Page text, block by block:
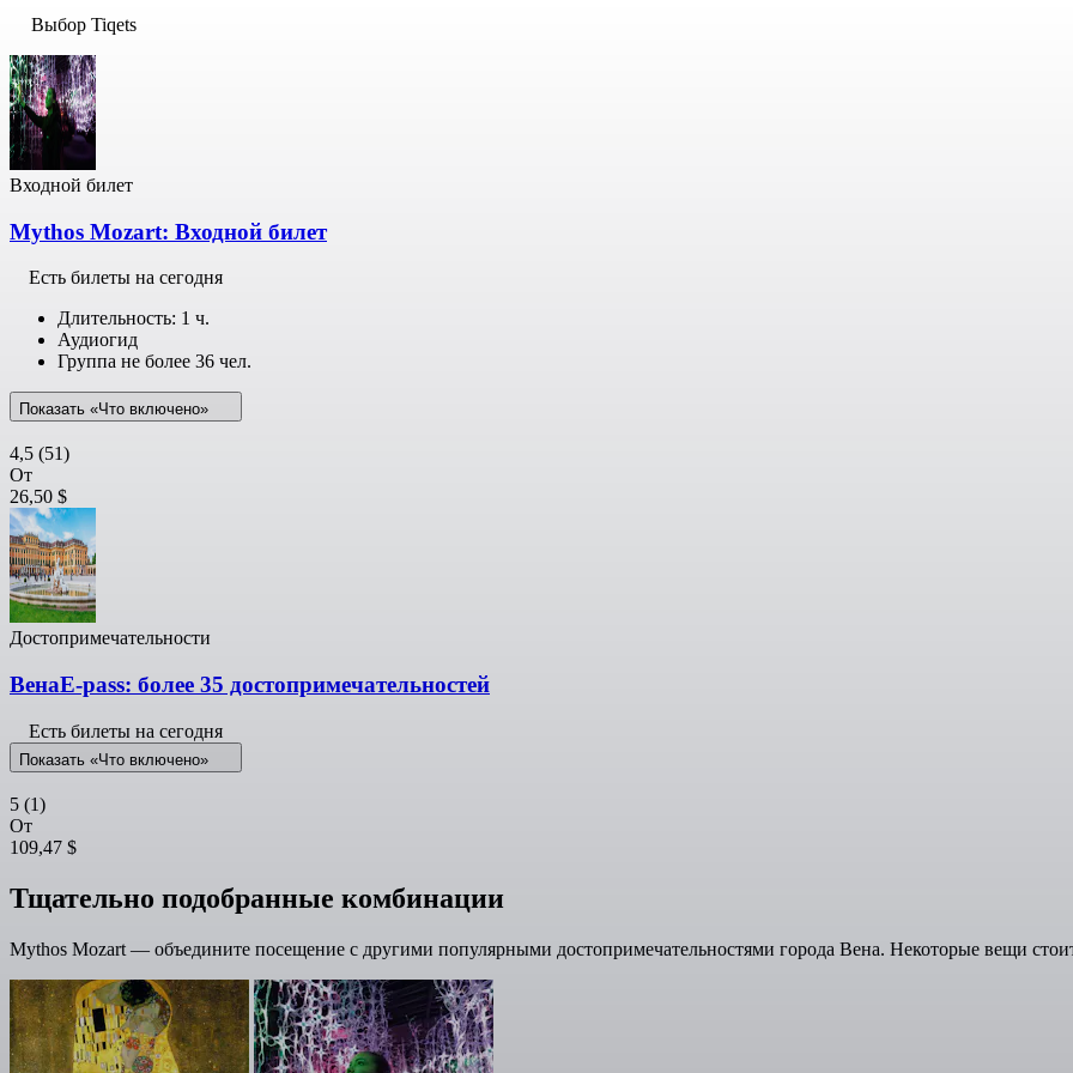
Выбор Tiqets
Входной билет
Mythos Mozart: Входной билет
Есть билеты на сегодня
Длительность: 1 ч.
Аудиогид
Группа не более 36 чел.
Показать «Что включено»
4,5 (51)
От
26,50 $
Достопримечательности
ВенаE-pass: более 35 достопримечательностей
Есть билеты на сегодня
Показать «Что включено»
5 (1)
От
109,47 $
Тщательно подобранные комбинации
Mythos Mozart — объедините посещение с другими популярными достопримечательностями города Вена. Некоторые вещи